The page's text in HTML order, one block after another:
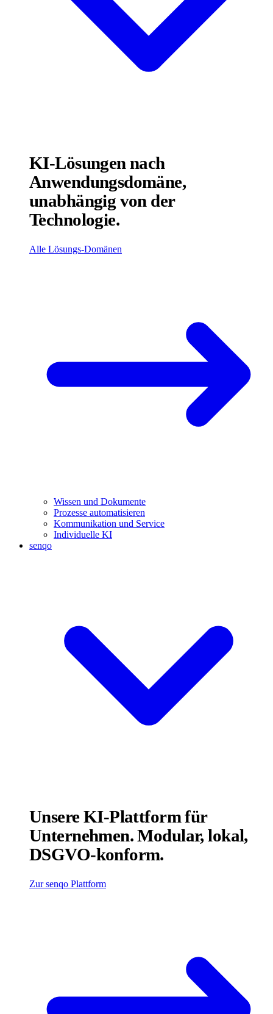
KI-Lösungen nach
Anwendungsdomäne,
unabhängig von der
Technologie.
Alle Lösungs-Domänen
Wissen und Dokumente
Prozesse automatisieren
Kommunikation und Service
Individuelle KI
senqo
Unsere KI-Plattform für
Unternehmen. Modular, lokal,
DSGVO-konform.
Zur senqo Plattform